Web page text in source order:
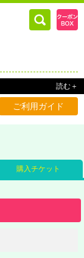
読む＋
ご利用ガイド
購入チケット